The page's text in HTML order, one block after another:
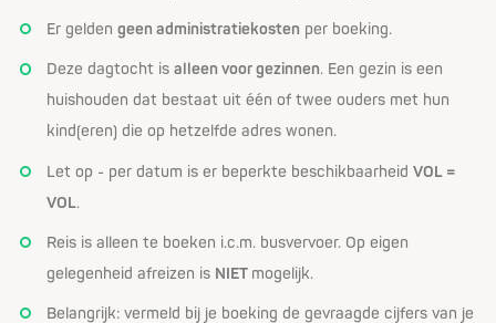
Er geldengeen administratiekosten per boeking.
Deze dagtocht isalleen voor gezinnen. Een gezin is een
huishouden dat bestaat uit één of twee ouders met hun
kind(eren) die op hetzelfde adres wonen.
Let op - per datum is er beperkte beschikbaarheidVOL =
VOL.
Reis is alleen te boeken i.c.m. busvervoer. Op eigen
gelegenheid afreizen is NIET mogelijk.
Belangrijk: vermeld bij je boeking de gevraagde cijfers van je